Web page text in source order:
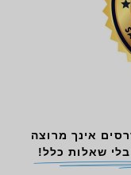
אינך מרוצה
שאלות כלל!